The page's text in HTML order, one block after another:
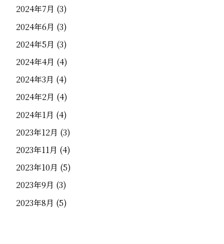
2024年7月 (3)
2024年6月 (3)
2024年5月 (3)
2024年4月 (4)
2024年3月 (4)
2024年2月 (4)
2024年1月 (4)
2023年12月 (3)
2023年11月 (4)
2023年10月 (5)
2023年9月 (3)
2023年8月 (5)